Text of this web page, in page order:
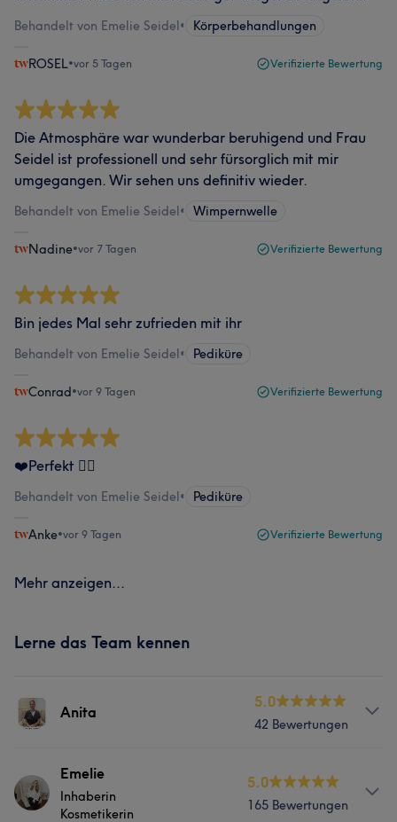
Behandelt von Emelie Seidel• Körperbehandlungen
ROSEL•vor 5 Tagen Verifizierte Bewertung
Die Atmosphäre war wunderbar beruhigend und Frau
Seidel ist professionell und sehr fürsorglich mit mir
umgegangen. Wir sehen uns definitiv wieder.
Behandelt von Emelie Seidel• Wimpernwelle
Nadine•vor 7 Tagen Verifizierte Bewertung
Bin jedes Mal sehr zufrieden mit ihr
Behandelt von Emelie Seidel• Pediküre
Conrad•vor 9 Tagen Verifizierte Bewertung
❤️Perfekt 👌🏻
Behandelt von Emelie Seidel• Pediküre
Anke•vor 9 Tagen Verifizierte Bewertung
Mehr anzeigen...
Lerne das Team kennen
Anita
5.0
42 Bewertungen
Info
Hey ihr Lieben 🌸 mein Name ist Anita und ich freue
Emelie
Inhaberin
Kosmetikerin
5.0
165 Bewertungen